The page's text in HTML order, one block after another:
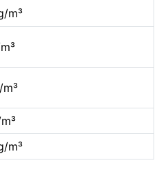
m³
m³